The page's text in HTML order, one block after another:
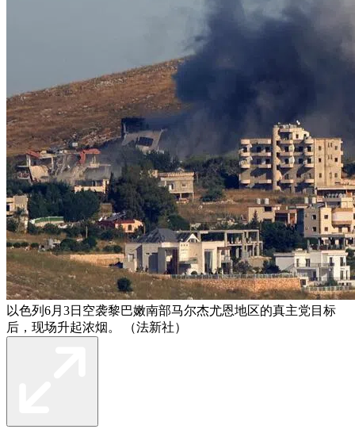
以色列6月3日空袭黎巴嫩南部马尔杰尤恩地区的真主党目标
后，现场升起浓烟。 （法新社）